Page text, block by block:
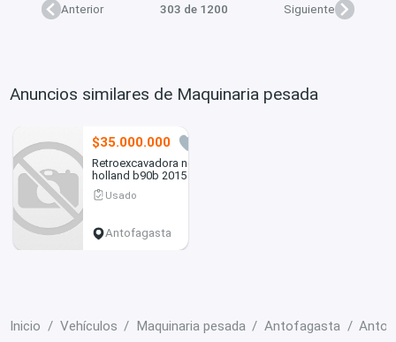
Anterior 303 de 1200 Siguiente
Anuncios similares de Maquinaria pesada
$35.000.000
Retroexcavadora new
holland b90b 2015
Usado
Antofagasta
Inicio Vehículos Maquinaria pesada Antofagasta